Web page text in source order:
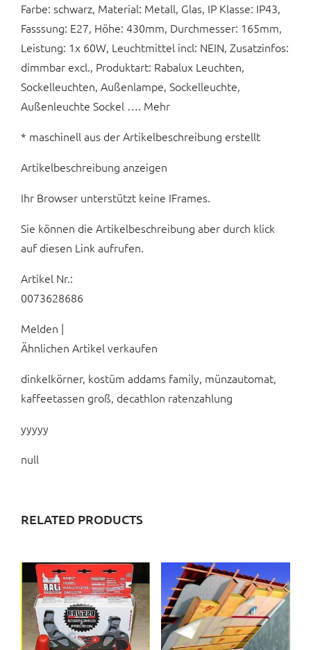
Farbe: schwarz, Material: Metall, Glas, IP Klasse: IP43,
Fasssung: E27, Höhe: 430mm, Durchmesser: 165mm,
Leistung: 1x 60W, Leuchtmittel incl: NEIN, Zusatzinfos:
dimmbar excl., Produktart: Rabalux Leuchten,
Sockelleuchten, Außenlampe, Sockelleuchte,
Außenleuchte Sockel …. Mehr
* maschinell aus der Artikelbeschreibung erstellt
Artikelbeschreibung anzeigen
Ihr Browser unterstützt keine IFrames.
Sie können die Artikelbeschreibung aber durch klick
auf diesen Link aufrufen.
Artikel Nr.:
0073628686
Melden |
Ähnlichen Artikel verkaufen
dinkelkörner, kostüm addams family, münzautomat,
kaffeetassen groß, decathlon ratenzahlung
yyyyy
null
RELATED PRODUCTS